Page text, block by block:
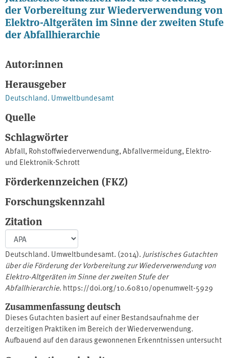
der Vorbereitung zur Wiederverwendung von
Elektro-Altgeräten im Sinne der zweiten Stufe
der Abfallhierarchie
Autor:innen
Herausgeber
Deutschland. Umweltbundesamt
Quelle
Schlagwörter
Abfall,Rohstoffwiederverwendung,Abfallvermeidung,Elektro-
und Elektronik-Schrott
Förderkennzeichen (FKZ)
Forschungskennzahl
Zitation
Deutschland. Umweltbundesamt. (2014). Juristisches Gutachten
über die Förderung der Vorbereitung zur Wiederverwendung von
Elektro-Altgeräten im Sinne der zweiten Stufe der
Abfallhierarchie. https://doi.org/10.60810/openumwelt-5929
Zusammenfassung deutsch
Dieses Gutachten basiert auf einer Bestandsaufnahme der
derzeitigen Praktiken im Bereich der Wiederverwendung.
Aufbauend auf den daraus gewonnenen Erkenntnissen untersucht